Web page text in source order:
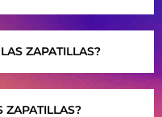
ZAPATILLAS?
ZAPATILLAS?